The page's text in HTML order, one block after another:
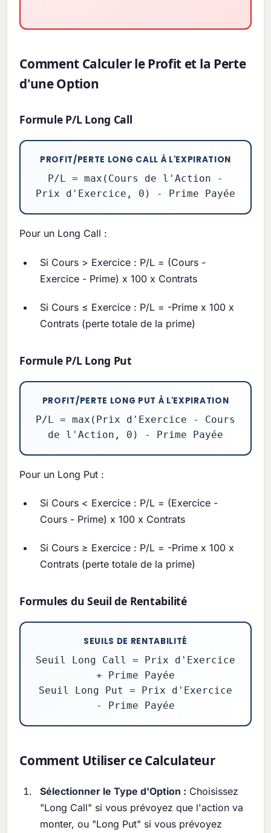
Comment Calculer le Profit et la Perte
d'une Option
Formule P/L Long Call
PROFIT/PERTE LONG CALL À L'EXPIRATION
P/L = max(Cours de l'Action -
Prix d'Exercice, 0) - Prime Payée
Pour un Long Call :
Si Cours > Exercice : P/L = (Cours -
Exercice - Prime) x 100 x Contrats
Si Cours ≤ Exercice : P/L = -Prime x 100 x
Contrats (perte totale de la prime)
Formule P/L Long Put
PROFIT/PERTE LONG PUT À L'EXPIRATION
P/L = max(Prix d'Exercice - Cours
de l'Action, 0) - Prime Payée
Pour un Long Put :
Si Cours < Exercice : P/L = (Exercice -
Cours - Prime) x 100 x Contrats
Si Cours ≥ Exercice : P/L = -Prime x 100 x
Contrats (perte totale de la prime)
Formules du Seuil de Rentabilité
SEUILS DE RENTABILITÉ
Seuil Long Call = Prix d'Exercice
+ Prime Payée
Seuil Long Put = Prix d'Exercice
- Prime Payée
Comment Utiliser ce Calculateur
Sélectionner le Type d'Option : Choisissez
"Long Call" si vous prévoyez que l'action va
monter, ou "Long Put" si vous prévoyez